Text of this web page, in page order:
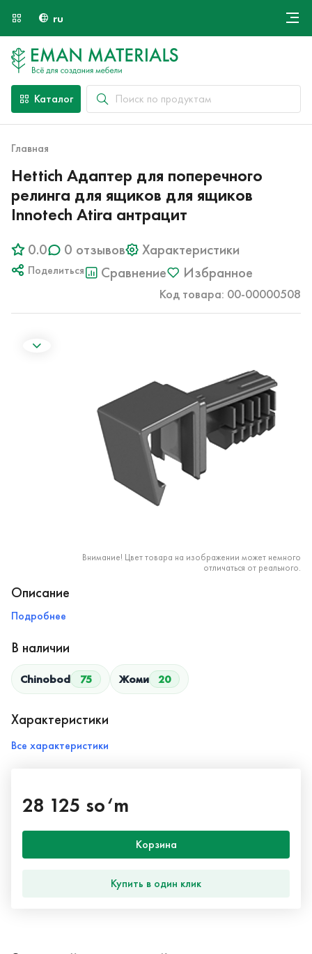
ru
Оплата и доставка
Каталог
Главная
Hettich Адаптер для поперечного
релинга для ящиков для ящиков
Innotech Atira антрацит
0.0 0 отзывов Характеристики
Поделиться Сравнение Избранное
Код товара: 00-00000508
Внимание! Цвет товара на изображении может немного
отличаться от реального.
Описание
Подробнее
В наличии
Chinobod 75 Жоми 20
Характеристики
Все характеристики
28 125 so‘m
Корзина
Купить в один клик